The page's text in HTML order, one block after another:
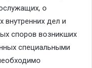
о
внутренних дел и
споров возникших
специальными